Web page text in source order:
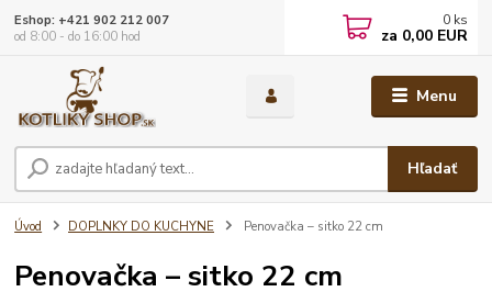
Menu
Hľadať
Eshop: +421 902 212 007
od 8:00 - do 16:00 hod
0 ks
za 0,00 EUR
Úvod DOPLNKY DO KUCHYNE Penovačka – sitko 22 cm
Penovačka – sitko 22 cm